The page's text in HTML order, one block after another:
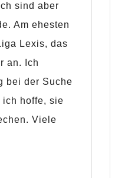
sind aber
Am ehesten
Lexis, das
an. Ich
bei der Suche
ich hoffe, sie
Viele